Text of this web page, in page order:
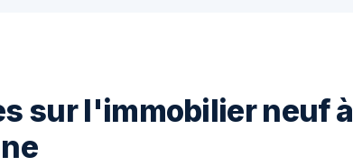
sur l'immobilier neuf à